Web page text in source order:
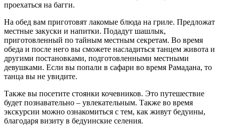
проехаться на багги.
На обед вам приготовят лакомые блюда на гриле. Предложат
местные закуски и напитки. Подадут шашлык,
приготовленный по тайным местным секретам. Во время
обеда и после него вы сможете насладиться танцем живота и
другими постановками, подготовленными местными
девушками. Если вы попали в сафари во время Рамадана, то
танца вы не увидите.
Также вы посетите стоянки кочевников. Это путешествие
будет познавательно – увлекательным. Также во время
экскурсии можно ознакомиться с тем, как живут бедуины,
благодаря визиту в бедуинские селения.